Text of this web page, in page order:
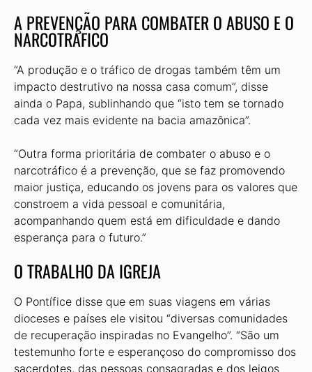
A PREVENÇÃO PARA COMBATER O ABUSO E O
NARCOTRÁFICO
“A produção e o tráfico de drogas também têm um
impacto destrutivo na nossa casa comum”, disse
ainda o Papa, sublinhando que “isto tem se tornado
cada vez mais evidente na bacia amazônica”.
“Outra forma prioritária de combater o abuso e o
narcotráfico é a prevenção, que se faz promovendo
maior justiça, educando os jovens para os valores que
constroem a vida pessoal e comunitária,
acompanhando quem está em dificuldade e dando
esperança para o futuro.”
O TRABALHO DA IGREJA
O Pontífice disse que em suas viagens em várias
dioceses e países ele visitou “diversas comunidades
de recuperação inspiradas no Evangelho”. “São um
testemunho forte e esperançoso do compromisso dos
sacerdotes, das pessoas consagradas e dos leigos